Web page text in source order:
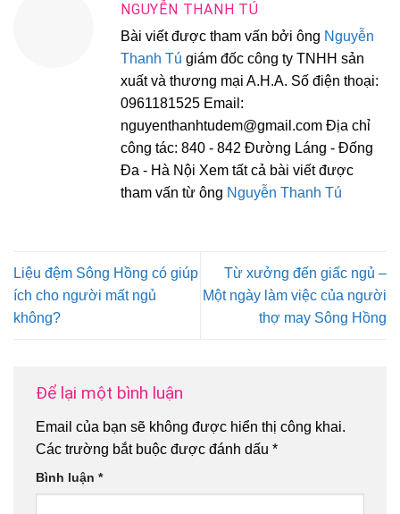
NGUYỄN THANH TÚ
Bài viết được tham vấn bởi ông Nguyễn
Thanh Tú giám đốc công ty TNHH sản
xuất và thương mại A.H.A. Số điện thoại:
0961181525 Email:
nguyenthanhtudem@gmail.com Địa chỉ
công tác: 840 - 842 Đường Láng - Đống
Đa - Hà Nội Xem tất cả bài viết được
tham vấn từ ông Nguyễn Thanh Tú
Liệu đệm Sông Hồng có giúp
ích cho người mất ngủ
không?
Từ xưởng đến giấc ngủ –
Một ngày làm việc của người
thợ may Sông Hồng
Để lại một bình luận
Email của bạn sẽ không được hiển thị công khai.
Các trường bắt buộc được đánh dấu *
Bình luận *